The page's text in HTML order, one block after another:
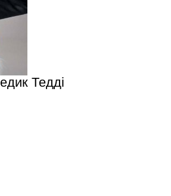
Тедді